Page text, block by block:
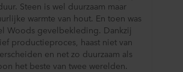
Steen is wel duurzaam maar
warmte van hout. En toen was
Woods gevelbekleding. Dankzij
productieproces, haast niet van
en net zo duurzaam als
het beste van twee werelden.